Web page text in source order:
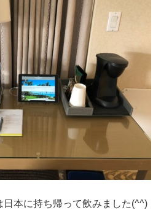
日本に持ち帰って飲みました(^^)